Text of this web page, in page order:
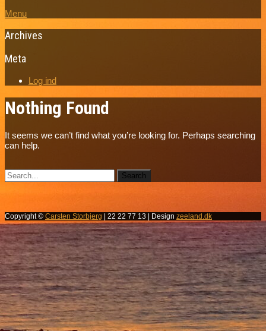
Menu
Archives
Meta
Log ind
Nothing Found
It seems we can’t find what you’re looking for. Perhaps searching
can help.
Copyright © Carsten Storbjerg | 22 22 77 13 | Design zeeland.dk